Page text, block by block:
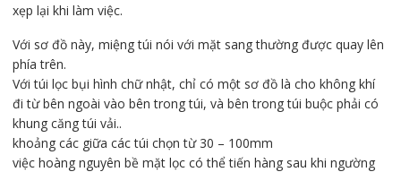
xẹp lại khi làm việc.
Với sơ đồ này, miệng túi nói với mặt sang thường được quay lên
phía trên.
Với túi lọc bụi hình chữ nhật, chỉ có một sơ đồ là cho không khí
đi từ bên ngoài vào bên trong túi, và bên trong túi buộc phải có
khung căng túi vải..
khoảng các giữa các túi chọn từ 30 – 100mm
việc hoàng nguyên bề mặt lọc có thể tiến hàng sau khi ngường